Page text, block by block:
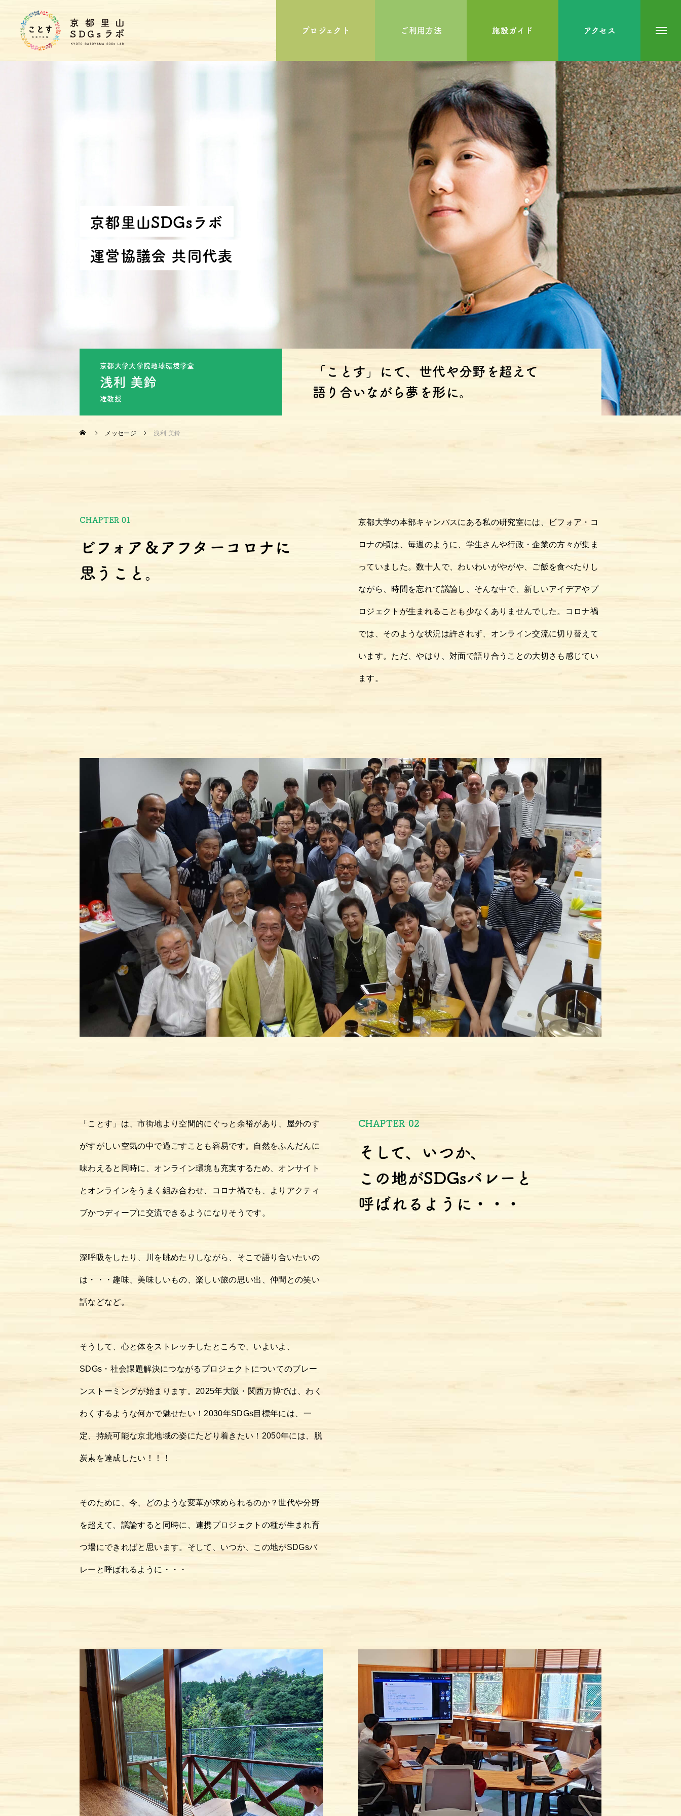
プロジェクト ご利用方法 施設ガイド アクセス
トップ
メッセージ
アクセス
お問い合わせ
京都 里 山SDGs ラ ボ
運営協議会 共 同代表
京都大学大学院地球環境学堂
浅利 美鈴
准教授
「ことす」にて、世代や分野を超えて
語り合いながら夢を形に。
メッセージ 浅利 美鈴
CHAPTER 01
ビフォア＆アフターコロナに
思うこと。
京都大学の本部キャンパスにある私の研究室には、ビフォア・コ
ロナの頃は、毎週のように、学生さんや行政・企業の方々が集ま
っていました。数十人で、わいわいがやがや、ご飯を食べたりし
ながら、時間を忘れて議論し、そんな中で、新しいアイデアやプ
ロジェクトが生まれることも少なくありませんでした。コロナ禍
では、そのような状況は許されず、オンライン交流に切り替えて
います。ただ、やはり、対面で語り合うことの大切さも感じてい
ます。
CHAPTER 02
そして、いつか、
この地がSDGsバレーと
呼ばれるように・・・
「ことす」は、市街地より空間的にぐっと余裕があり、屋外のす
がすがしい空気の中で過ごすことも容易です。自然をふんだんに
味わえると同時に、オンライン環境も充実するため、オンサイト
とオンラインをうまく組み合わせ、コロナ禍でも、よりアクティ
ブかつディープに交流できるようになりそうです。
深呼吸をしたり、川を眺めたりしながら、そこで語り合いたいの
は・・・趣味、美味しいもの、楽しい旅の思い出、仲間との笑い
話などなど。
そうして、心と体をストレッチしたところで、いよいよ、
SDGs・社会課題解決につながるプロジェクトについてのブレー
ンストーミングが始まります。2025年大阪・関西万博では、わく
わくするような何かで魅せたい！2030年SDGs目標年には、一
定、持続可能な京北地域の姿にたどり着きたい！2050年には、脱
炭素を達成したい！！！
そのために、今、どのような変革が求められるのか？世代や分野
を超えて、議論すると同時に、連携プロジェクトの種が生まれ育
つ場にできればと思います。そして、いつか、この地がSDGsバ
レーと呼ばれるように・・・